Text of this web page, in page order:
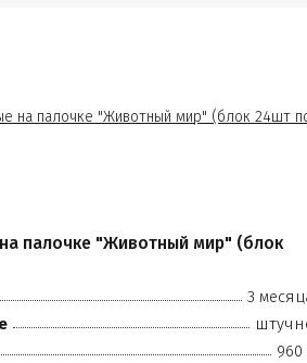
палочке "Животный мир" (блок
3
960